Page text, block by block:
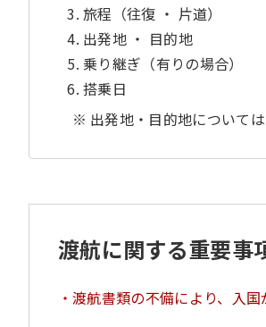
旅程（往復 ・ 片道）
出発地 ・ 目的地
乗り継ぎ（有りの場合）
搭乗日
出発地・目的地について
渡航に関する重要事
渡航書類の不備により、入